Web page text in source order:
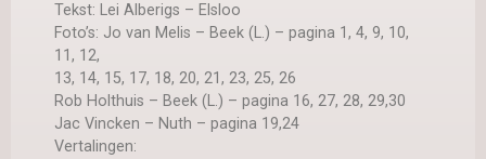
Tekst: Lei Alberigs – Elsloo
Foto’s: Jo van Melis – Beek (L.) – pagina 1, 4, 9, 10,
11, 12,
13, 14, 15, 17, 18, 20, 21, 23, 25, 26
Rob Holthuis – Beek (L.) – pagina 16, 27, 28, 29,30
Jac Vincken – Nuth – pagina 19,24
Vertalingen: